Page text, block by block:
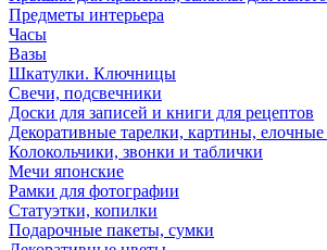
Предметы интерьера
Часы
Вазы
Шкатулки. Ключницы
Свечи, подсвечники
Доски для записей и книги для рецептов
Декоративные тарелки, картины,
Колокольчики, звонки и таблички
Мечи японские
Рамки для фотографии
Статуэтки, копилки
Подарочные пакеты, сумки